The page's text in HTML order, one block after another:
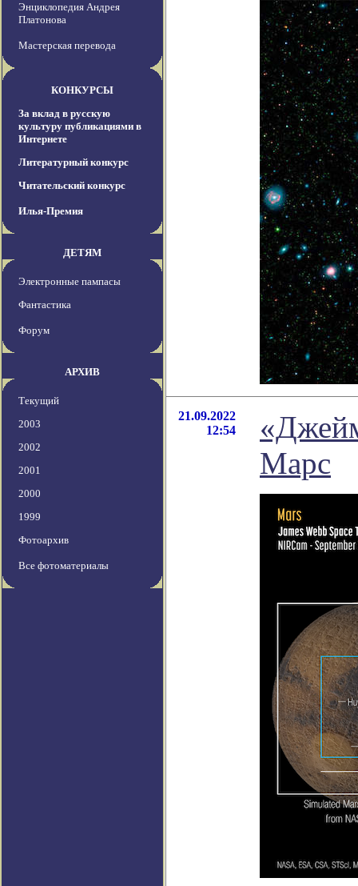
Энциклопедия Андрея
Платонова
Мастерская перевода
КОНКУРСЫ
За вклад в русскую
культуру публикациями в
Интернете
Литературный конкурс
Читательский конкурс
Илья-Премия
ДЕТЯМ
Электронные пампасы
Фантастика
Форум
АРХИВ
Текущий
2003
2002
2001
2000
1999
Фотоархив
Все фотоматериалы
21.09.2022
12:54
Марс